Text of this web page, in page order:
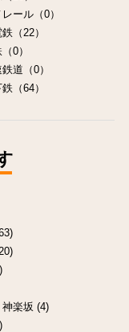
ール（0）
（22）
0）
道（0）
（64）
楽坂 (4)